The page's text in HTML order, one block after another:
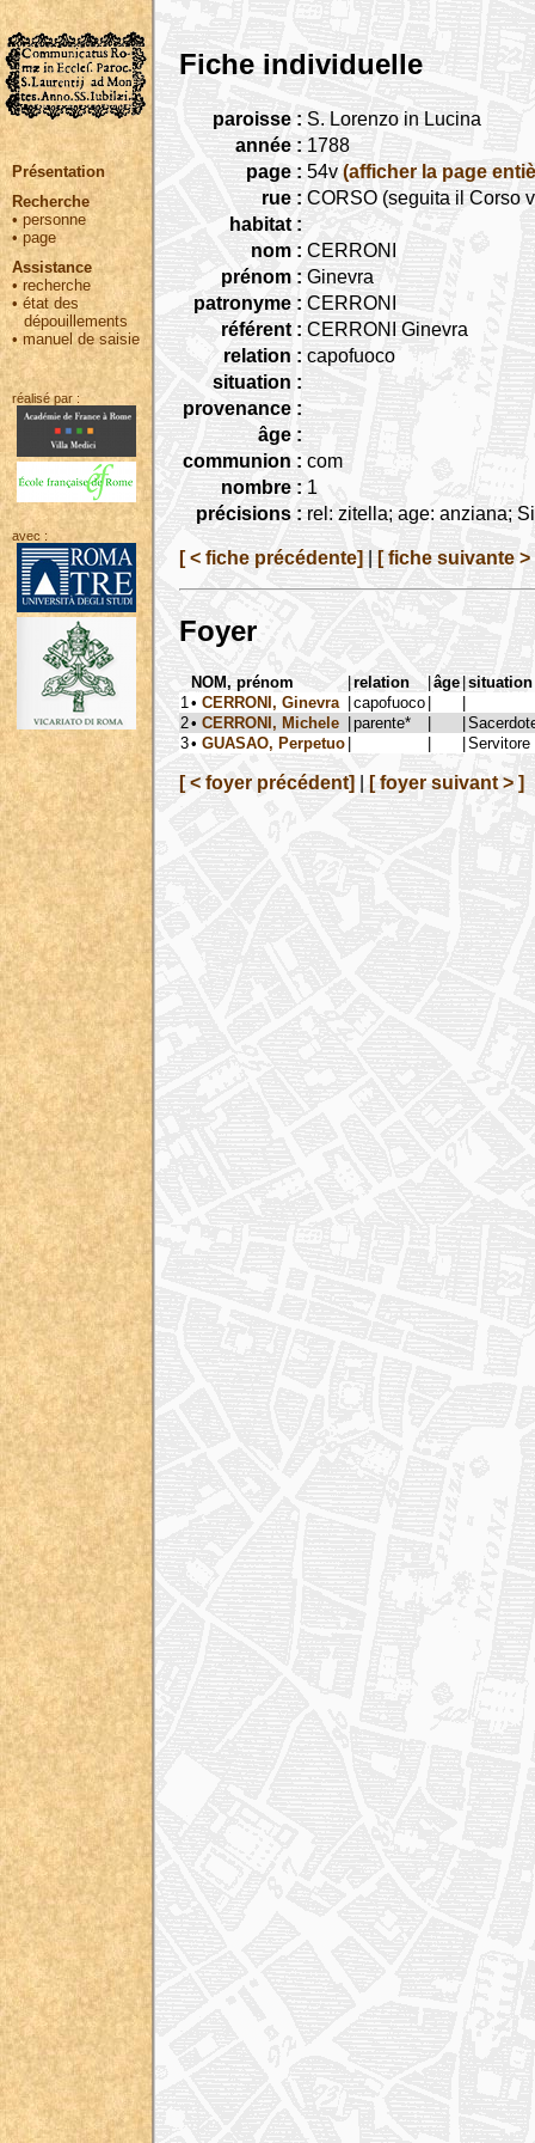
Présentation
Recherche
• personne
•page
Assistance
• recherche
•état des
dépouillements
•manuel de saisie
réalisé par :
avec :
Fiche individuelle
paroisse : S. Lorenzo in Lucina
année : 1788
page : 54v (afficher la page
rue : CORSO (seguita il Corso
habitat :
nom : CERRONI
prénom : Ginevra
patronyme : CERRONI
référent : CERRONI Ginevra
relation : capofuoco
situation :
provenance :
âge :
communion : com
nombre : 1
précisions : rel: zitella; age: anziana;
[ < fiche précédente] [ fiche suivante >
Foyer
NOM, prénom |relation |âge |situation
1 • CERRONI, Ginevra |capofuoco |
|
2• CERRONI, Michele |parente* | |
3• GUASAO, Perpetuo | | |Servitore
[ < foyer précédent] [ foyer suivant > ]